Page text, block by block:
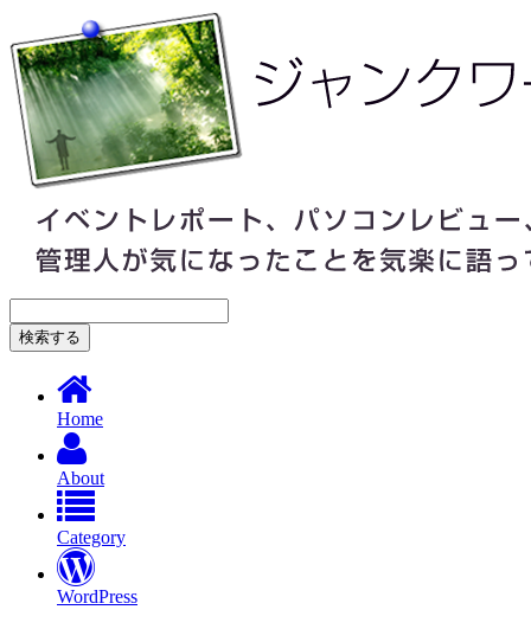
Home
About
Category
WordPress